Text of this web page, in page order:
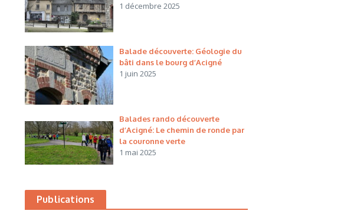
1 décembre 2025
Balade découverte: Géologie du
bâti dans le bourg d’Acigné
1 juin 2025
Balades rando découverte
d’Acigné: Le chemin de ronde par
la couronne verte
1 mai 2025
Publications